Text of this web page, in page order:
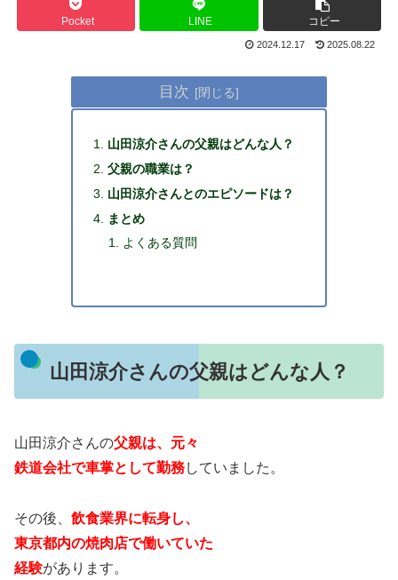
Pocket LINE コピー
2024.12.17 2025.08.22
目次
山田涼介さんの父親はどんな人？
父親の職業は？
山田涼介さんとのエピソードは？
まとめ
よくある質問
山田涼介さんの父親はどんな人？
山田涼介さんの父親は、元々
鉄道会社で車掌として勤務していました。
その後、 飲食業界に転身し、
東京都内の焼肉店で働いていた
経験があります。